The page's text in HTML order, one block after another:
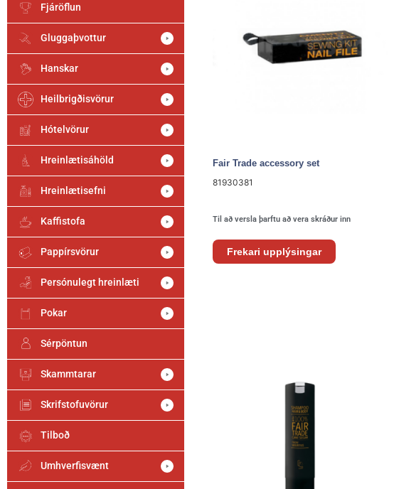
Fjáröflun
Gluggaþvottur
Hanskar
Heilbrigðisvörur
Hótelvörur
Hreinlætisáhöld
Hreinlætisefni
Kaffistofa
Pappírsvörur
Persónulegt hreinlæti
Pokar
Sérpöntun
Skammtarar
Skrifstofuvörur
Tilboð
Umhverfisvænt
Fair Trade accessory set
81930381
Til að versla þarftu að vera skráður inn
Frekari upplýsingar